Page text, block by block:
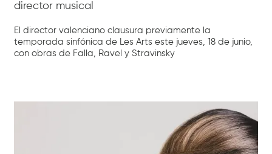
director musical
El director valenciano clausura previamente la
temporada sinfónica de Les Arts este jueves, 18 de junio,
con obras de Falla, Ravel y Stravinsky